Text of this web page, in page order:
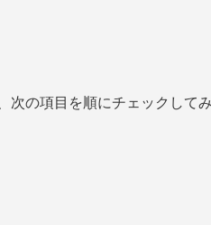
次の項目を順にチェックしてみ